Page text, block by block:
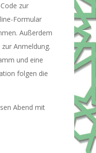
zur
Formular
Außerdem
Anmeldung.
und eine
folgen die
Abend mit